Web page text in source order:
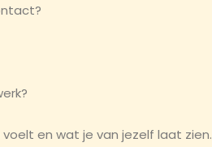
en wat je van jezelf laat zien.